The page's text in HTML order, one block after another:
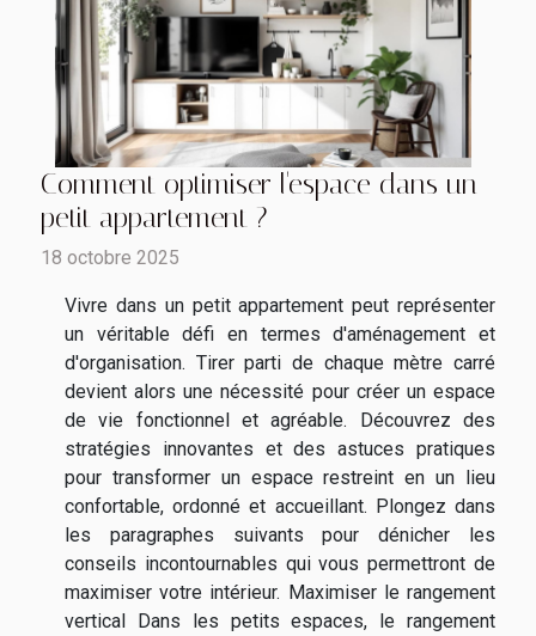
Comment optimiser l'espace dans un
petit appartement ?
18 octobre 2025
Vivre dans un petit appartement peut représenter
un véritable défi en termes d'aménagement et
d'organisation. Tirer parti de chaque mètre carré
devient alors une nécessité pour créer un espace
de vie fonctionnel et agréable. Découvrez des
stratégies innovantes et des astuces pratiques
pour transformer un espace restreint en un lieu
confortable, ordonné et accueillant. Plongez dans
les paragraphes suivants pour dénicher les
conseils incontournables qui vous permettront de
maximiser votre intérieur. Maximiser le rangement
vertical Dans les petits espaces, le rangement